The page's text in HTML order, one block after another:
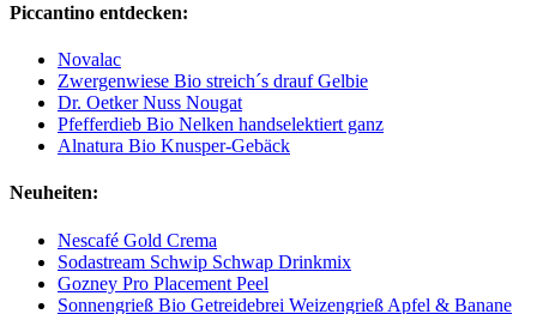
Piccantino entdecken:
Novalac
Zwergenwiese Bio streich´s drauf Gelbie
Dr. Oetker Nuss Nougat
Pfefferdieb Bio Nelken handselektiert ganz
Alnatura Bio Knusper-Gebäck
Neuheiten:
Nescafé Gold Crema
Sodastream Schwip Schwap Drinkmix
Gozney Pro Placement Peel
Sonnengrieß Bio Getreidebrei Weizengrieß Apfel & Banane